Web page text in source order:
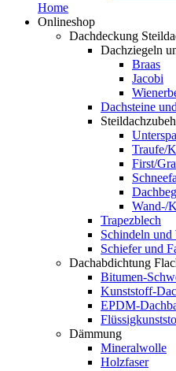
Home
Onlineshop
Dachdeckung
Dachziegeln
Braas
Jacobi
Dachsteine
Traufe/
First/
Wand-/
Trapezblech
Schindeln und
Schiefer und
Dachabdichtung
Bitumen-
Kunststoff-
EPDM-
Dämmung
Mineralwolle
Holzfaser